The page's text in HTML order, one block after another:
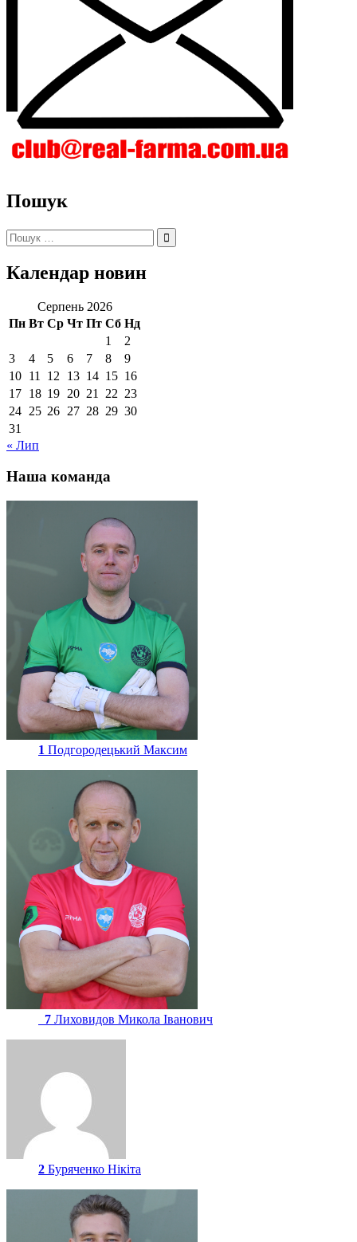
Пошук
Пошук:
Календар новин
Серпень 2026
Пн Вт Ср Чт Пт Сб Нд
1
2
3
4 5 6 7 8
9
10 11 12 13 14 15 16
17 18 19 20 21 22 23
24 25 26 27 28 29 30
31
« Лип
Наша команда
1 Подгородецький Максим
7 Лиховидов Микола Іванович
2 Буряченко Нікіта